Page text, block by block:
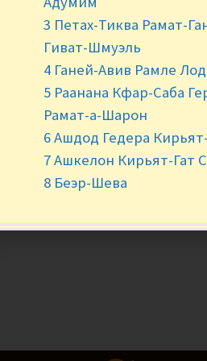
3 Петах-Тиква Рамат-
Гиват-Шмуэль
4 Ганей-Авив Рамле Лод
5 Раанана Кфар-Саба
Рамат-а-Шарон
6 Ашдод Гедера
7 Ашкелон Кирьят-Гат
8 Беэр-Шева